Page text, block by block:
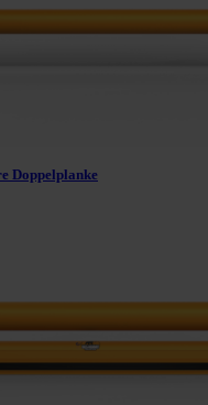
Doppelplanke